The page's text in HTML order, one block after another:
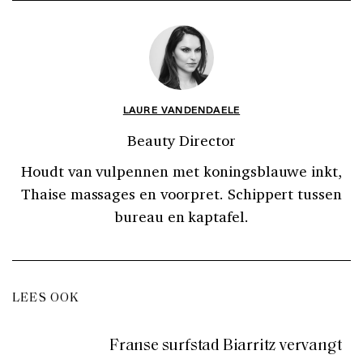
LAURE VANDENDAELE
Beauty Director
Houdt van vulpennen met koningsblauwe inkt,
Thaise massages en voorpret. Schippert tussen
bureau en kaptafel.
LEES OOK
Franse surfstad Biarritz vervangt